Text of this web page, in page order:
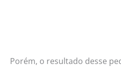
Porém, o resultado desse